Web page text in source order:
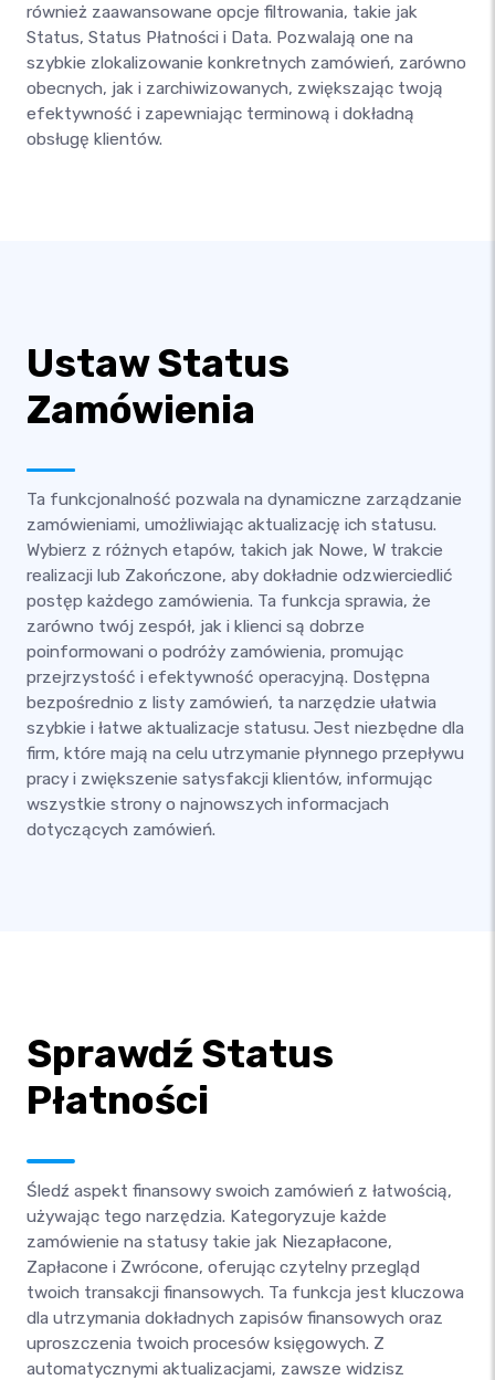
również zaawansowane opcje filtrowania, takie jak
Status, Status Płatności i Data. Pozwalają one na
szybkie zlokalizowanie konkretnych zamówień, zarówno
obecnych, jak i zarchiwizowanych, zwiększając twoją
efektywność i zapewniając terminową i dokładną
obsługę klientów.
Ustaw Status
Zamówienia
Ta funkcjonalność pozwala na dynamiczne zarządzanie
zamówieniami, umożliwiając aktualizację ich statusu.
Wybierz z różnych etapów, takich jak Nowe, W trakcie
realizacji lub Zakończone, aby dokładnie odzwierciedlić
postęp każdego zamówienia. Ta funkcja sprawia, że
zarówno twój zespół, jak i klienci są dobrze
poinformowani o podróży zamówienia, promując
przejrzystość i efektywność operacyjną. Dostępna
bezpośrednio z listy zamówień, ta narzędzie ułatwia
szybkie i łatwe aktualizacje statusu. Jest niezbędne dla
firm, które mają na celu utrzymanie płynnego przepływu
pracy i zwiększenie satysfakcji klientów, informując
wszystkie strony o najnowszych informacjach
dotyczących zamówień.
Sprawdź Status
Płatności
Śledź aspekt finansowy swoich zamówień z łatwością,
używając tego narzędzia. Kategoryzuje każde
zamówienie na statusy takie jak Niezapłacone,
Zapłacone i Zwrócone, oferując czytelny przegląd
twoich transakcji finansowych. Ta funkcja jest kluczowa
dla utrzymania dokładnych zapisów finansowych oraz
uproszczenia twoich procesów księgowych. Z
automatycznymi aktualizacjami, zawsze widzisz